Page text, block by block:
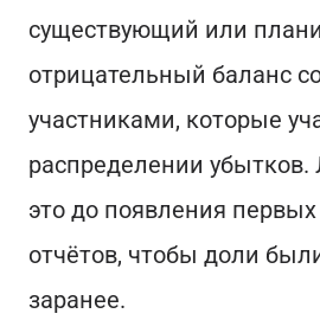
существующий или
отрицательный баланс
участниками, которые
распределении убытков.
это до появления
отчётов, чтобы доли
заранее.